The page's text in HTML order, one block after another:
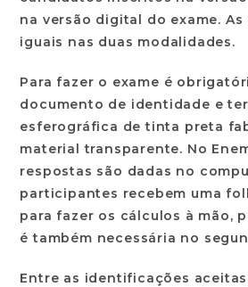
na versão digital do exame. As
iguais nas duas modalidades.
Para fazer o exame é
documento de identidade e
esferográfica de tinta preta
material transparente. No
respostas são dadas no
participantes recebem uma
para fazer os cálculos à mão,
é também necessária no
Entre as identificações